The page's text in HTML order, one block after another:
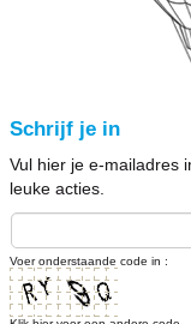
Schrijf je in
Vul hier je e-mailadres
leuke acties.
Voer onderstaande code in :